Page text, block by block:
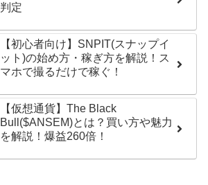
判定
【初心者向け】SNPIT(スナップイ
ット)の始め方・稼ぎ方を解説！ス
マホで撮るだけで稼ぐ！
【仮想通貨】The Black
Bull($ANSEM)とは？買い方や魅力
を解説！爆益260倍！